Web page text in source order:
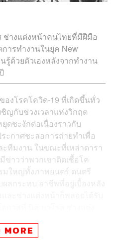
ช่างแต่งหน้าคนไทยที่มีฝีมือ
ารทำงานในยุค New
รู้ด้วยตัวเองหลังจากทำงาน
องโรคโควิด-19 ที่เกิดขึ้นทั่ว
ญกับช่วงเวลาแห่งวิกฤต
ดชะงักต่อเนื่องราวกับ
ะกาศชะลอการถ่ายทำเพื่อ
ทีมงาน ในขณะที่เหล่าดารา
าวว่าพวกเขาติดเชื้อโค
มใหญ่ทั้งภาพยนตร์ ดนตรี
THE STANDARD POP จึง
MORE